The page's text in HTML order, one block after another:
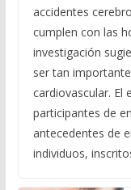
accidentes
cumplen con las
investigación
ser tan
cardiovascular. El
participantes de
antecedentes de
individuos,